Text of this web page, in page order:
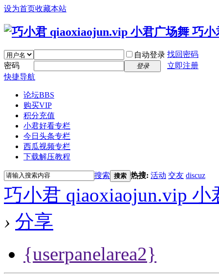
设为首页收藏本站
自动登录 找回密码
密码
登录
立即注册
快捷导航
论坛BBS
购买VIP
积分充值
小君好看专栏
今日头条专栏
西瓜视频专栏
下载解压教程
搜索 搜索 热搜: 活动 交友 discuz
巧小君 qiaoxiaojun.vip
› 分享
{userpanelarea2}